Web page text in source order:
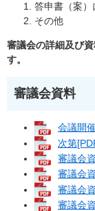
答申書（案）
その他
審議会の詳細及び
す。
審議会資料
会議開
次第
審議会
審議会
審議会
審議会